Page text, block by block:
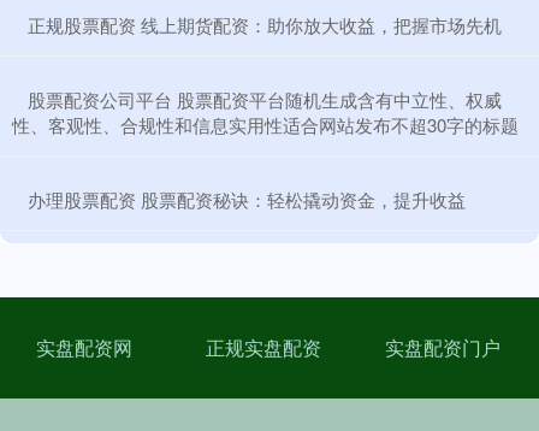
​正规股票配资 线上期货配资：助你放大收益，把握市场先机
​股票配资公司平台 股票配资平台随机生成含有中立性、权威
性、客观性、合规性和信息实用性适合网站发布不超30字的标题
​办理股票配资 股票配资秘诀：轻松撬动资金，提升收益
实盘配资网 正规实盘配资 实盘配资门户